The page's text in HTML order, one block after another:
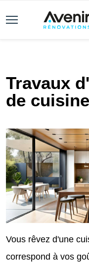
Travaux
de
Vous rêvez d'une
correspond à vos